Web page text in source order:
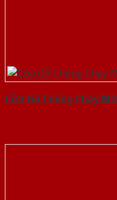
Cửa Gỗ Chống Cháy